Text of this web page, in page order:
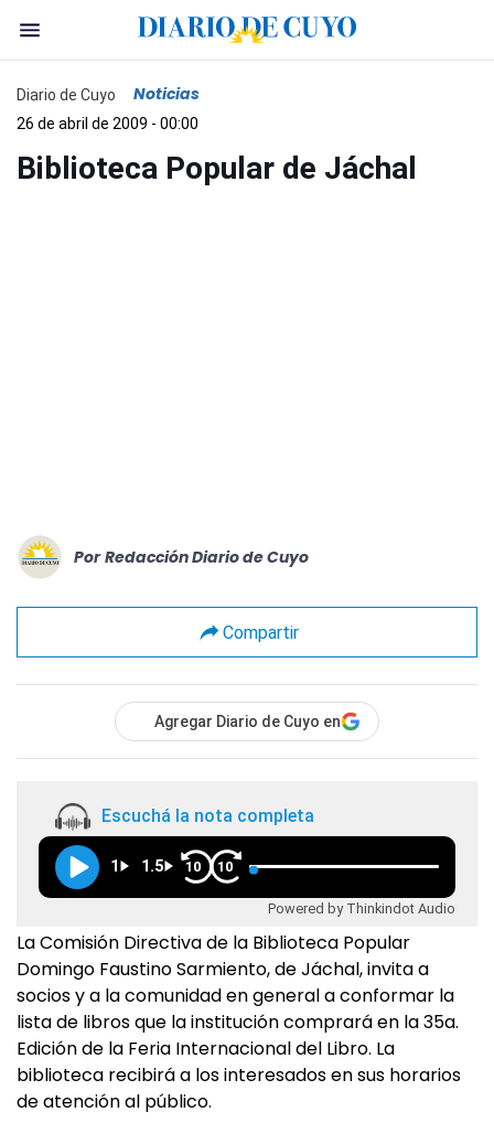
Diario de Cuyo Noticias
26 de abril de 2009 - 00:00
Biblioteca Popular de Jáchal
Por Redacción Diario de Cuyo
Compartir
Agregar Diario de Cuyo en
Escuchá la nota completa
1 1.5 10 10
Powered by Thinkindot Audio
La Comisión Directiva de la Biblioteca Popular
Domingo Faustino Sarmiento, de Jáchal, invita a
socios y a la comunidad en general a conformar la
lista de libros que la institución comprará en la 35a.
Edición de la Feria Internacional del Libro. La
biblioteca recibirá a los interesados en sus horarios
de atención al público.